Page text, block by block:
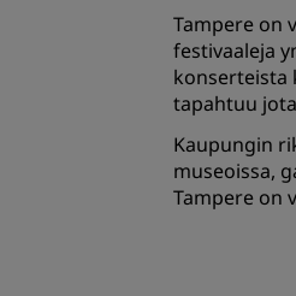
Tampere on
festivaaleja
konserteista
tapahtuu
Kaupungin
museoissa,
Tampere on